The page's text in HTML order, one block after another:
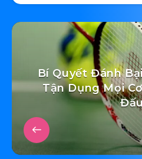
Bí Quyết Đánh
Tận Dụng Mọi